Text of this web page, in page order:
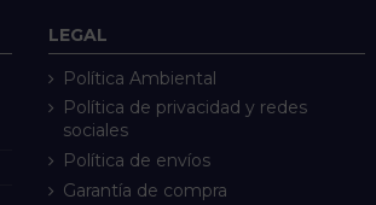
LEGAL
Política Ambiental
Política de privacidad y redes
sociales
Política de envíos
Garantía de compra